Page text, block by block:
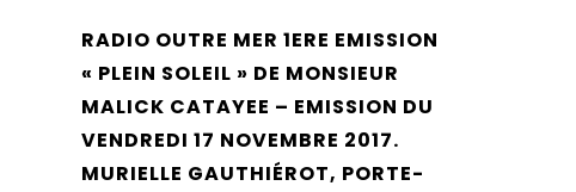
RADIO OUTRE MER 1ERE EMISSION
« PLEIN SOLEIL » DE MONSIEUR
MALICK CATAYEE – EMISSION DU
VENDREDI 17 NOVEMBRE 2017.
MURIELLE GAUTHIÉROT, PORTE-